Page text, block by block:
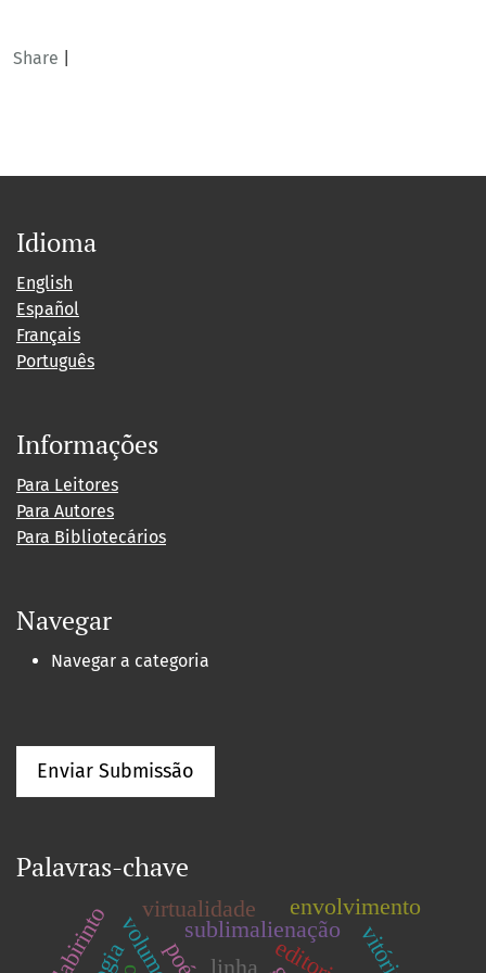
Share
Idioma
English
Español
Français
Português
Informações
Para Leitores
Para Autores
Para Bibliotecários
Navegar
Navegar a categoria
Enviar Submissão
Palavras-chave
sublimalienação
virtualidade
linha
envolvimento
labirinto